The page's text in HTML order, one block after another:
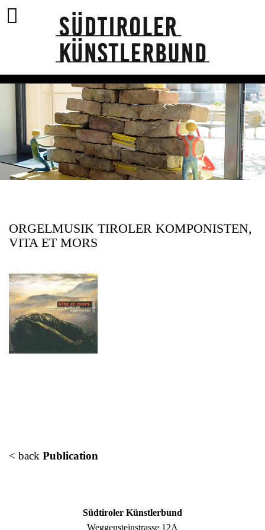
ORGELMUSIK TIROLER KOMPONISTEN,
VITA ET MORS
< back Publication
Südtiroler Künstlerbund
Weggensteinstrasse 12A